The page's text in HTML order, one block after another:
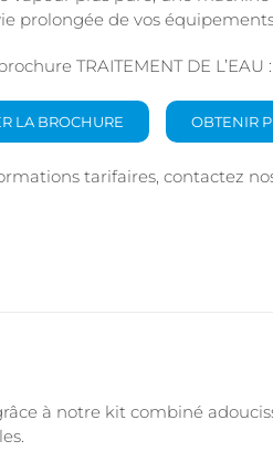
prolongée de vos
TRAITEMENT DE L’EAU :
LA BROCHURE OBTENIR
tarifaires, contactez
à notre kit combiné